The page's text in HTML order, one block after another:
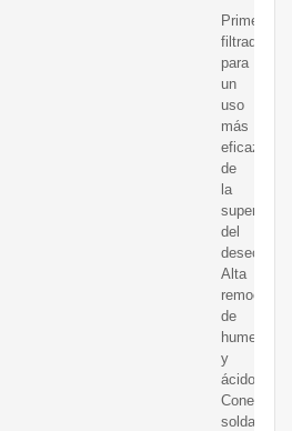
Primer
filtrado
para
un
uso
más
eficaz
de
la
superficie
del
desecante.
Alta
remoción
de
humedad
y
ácido.
soldar